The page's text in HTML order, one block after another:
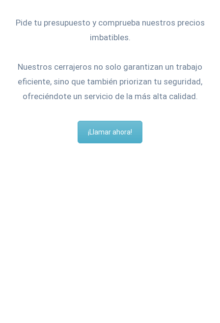
Pide tu presupuesto y comprueba nuestros precios
imbatibles.
Nuestros cerrajeros no solo garantizan un trabajo
eficiente, sino que también priorizan tu seguridad,
ofreciéndote un servicio de la más alta calidad.
¡Llamar ahora!